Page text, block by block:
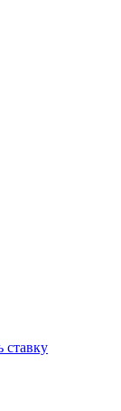
ставку